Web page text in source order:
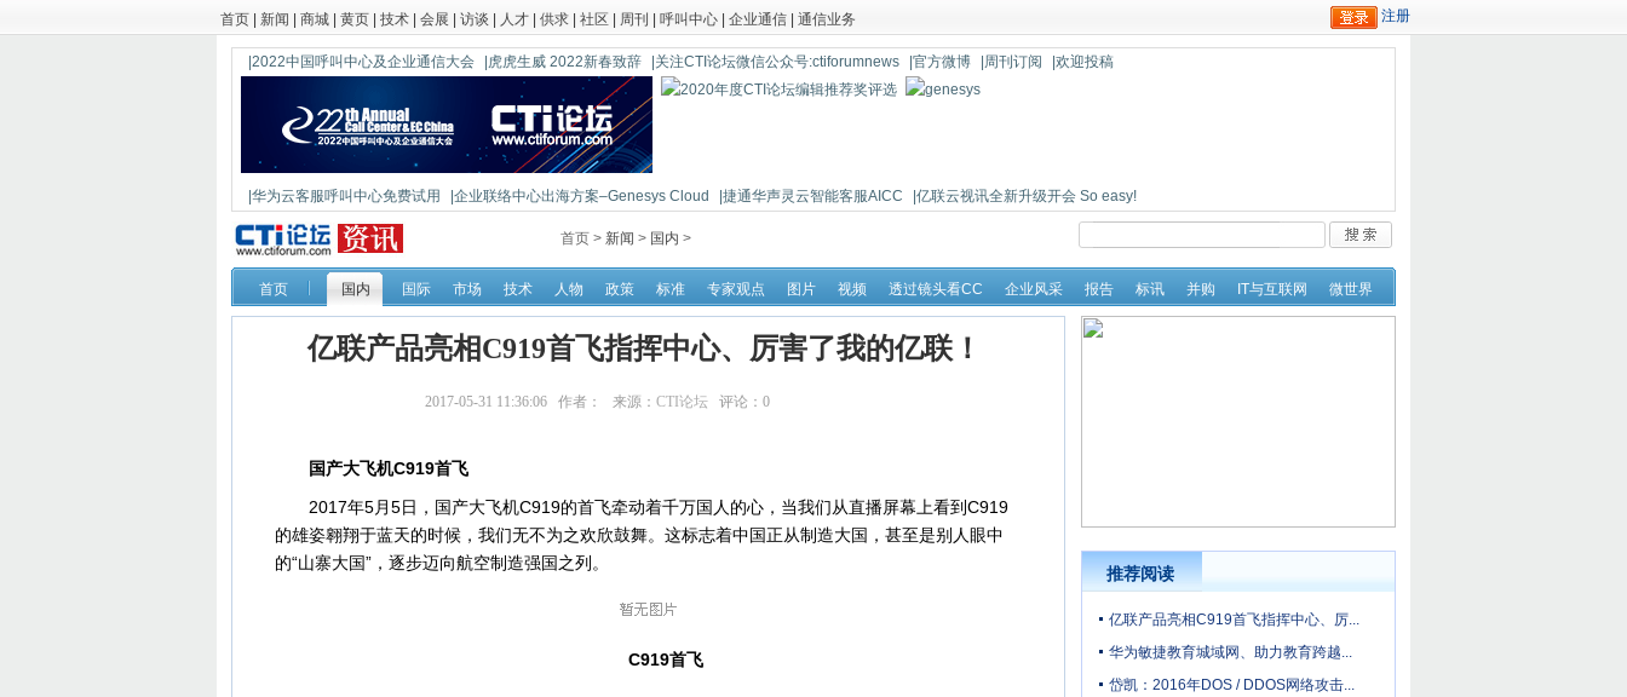
首页 新闻 商城 黄页 技术 会展 访谈 人才 供求 社区 周刊 呼叫中心 企业通信 通信业务
|2022中国呼叫中心及企业通信大会 |虎虎生威 2022新春致辞 |关注CTI论坛微信公众号:ctiforumnews |官方微博 |周刊订阅 |欢迎投稿
|华为云客服呼叫中心免费试用 |企业联络中心出海方案–Genesys Cloud |捷通华声灵云智能客服AICC
|亿联云视讯全新升级开会 So easy!
|鼎信通达新一代语音网关DAG1000-4S
首页 > 新闻 > 国内 >
首页 国内 国际 市场 技术 人物 政策 标准 专家观点 图片 视频 透过镜头看CC 企业风采 报告 标讯 并购 IT与互联网 微世界
亿联产品亮相C919首飞指挥中心、厉害了我的亿联！
2017-05-31 11:36:06 作者： 来源： CTI论坛 评论： 0
国产大飞机C919首飞
2017年5月5日，国产大飞机C919的首飞牵动着千万国人的心，当我们从直播屏幕上看到C919
的雄姿翱翔于蓝天的时候，我们无不为之欢欣鼓舞。这标志着中国正从制造大国，甚至是别人眼中
的“山寨大国”，逐步迈向航空制造强国之列。
C919首飞
推荐阅读
亿联产品亮相C919首飞指挥中心、厉...
华为敏捷教育城域网、助力教育跨越...
岱凯：2016年DOS / DDOS网络攻击...